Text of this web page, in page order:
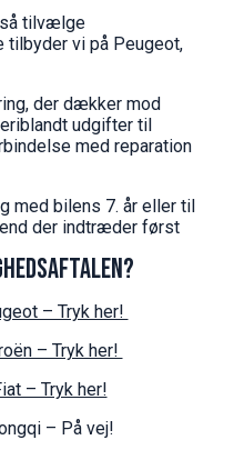
tilvælge
tilbyder vi på Peugeot,
der dækker mod
udgifter til
med reparation
med bilens 7. år eller til
der indtræder først
– Tryk her!
– Tryk her!
– Tryk her!
– På vej!